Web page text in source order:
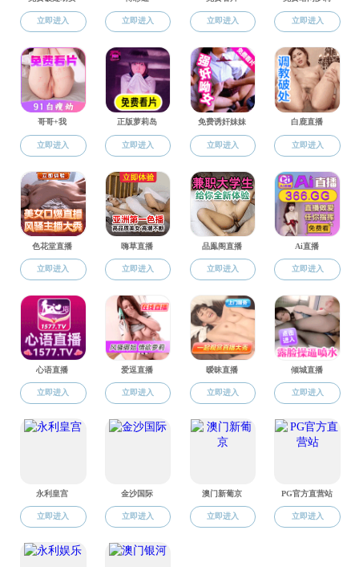
科学研究
学术报告
交流合作
科研平台
研究院所
科研成果
研究
建筑碳中
土木工程
工程结构
道路与桥
岩土工程
应用力学
智能水工
友情链接： 校内服务